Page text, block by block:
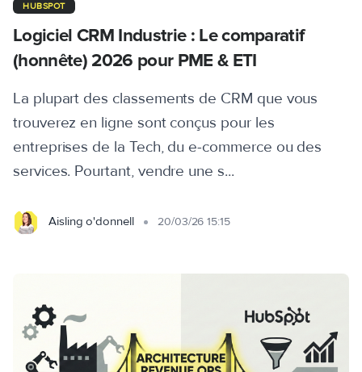
HUBSPOT
Logiciel CRM Industrie : Le comparatif
(honnête) 2026 pour PME & ETI
La plupart des classements de CRM que vous
trouverez en ligne sont conçus pour les
entreprises de la Tech, du e-commerce ou des
services. Pourtant, vendre une s...
Aisling o'donnell 20/03/26 15:15